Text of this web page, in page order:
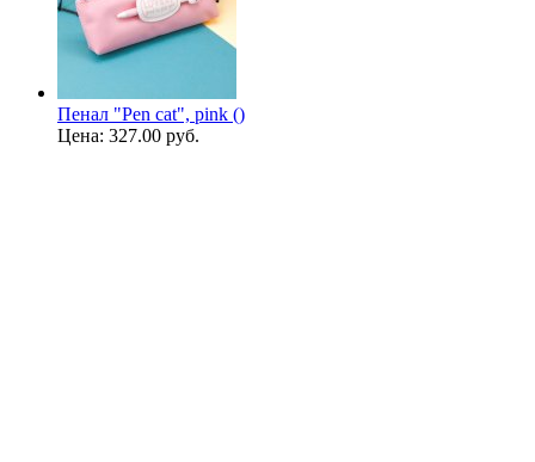
Пенал "Pen cat", pink ()
Цена: 327.00 руб.